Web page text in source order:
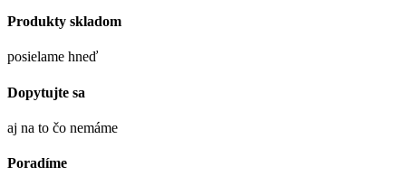
Produkty skladom
posielame hneď
Dopytujte sa
aj na to čo nemáme
Poradíme